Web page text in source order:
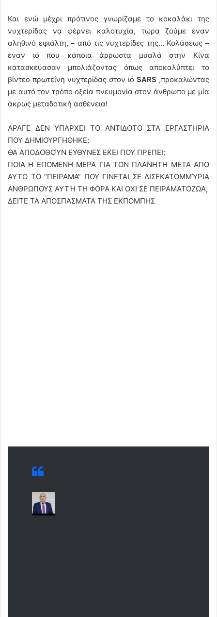
Και ενώ μέχρι πρότινος γνωρίζαμε το κοκαλάκι της
νυχτερίδας να φέρνει καλοτυχία, τώρα ζούμε έναν
αληθινό εφιάλτη, – από τις νυχτερίδες της… Κολάσεως –
έναν ιό που κάποια άρρωστα μυαλά στην Κίνα
κατασκεύασαν μπολιάζοντας όπως αποκαλύπτει το
βίντεο πρωτεΐνη νυχτερίδας στον ιό SARS ,προκαλώντας
με αυτό τον τρόπο οξεία πνευμονία στον άνθρωπο με μία
άκρως μεταδοτική ασθένεια!
ΑΡΑΓΕ ΔΕΝ ΥΠΑΡΧΕΙ ΤΟ ΑΝΤΙΔΟΤΟ ΣΤΑ ΕΡΓΑΣΤΗΡΙΑ
ΠΟΥ ΔΗΜΙΟΥΡΓΗΘΗΚΕ;
ΘΑ ΑΠΟΔΟΘΟΎΝ ΕΥΘΥΝΕΣ ΕΚΕΙ ΠΟΥ ΠΡΕΠΕΙ;
ΠΟΙΑ Η ΕΠΟΜΕΝΗ ΜΕΡΑ ΓΙΑ ΤΟΝ ΠΛΑΝΗΤΗ ΜΕΤΑ ΑΠΟ
ΑΥΤΟ ΤΟ “ΠΕΙΡΑΜΑ” ΠΟΥ ΓΙΝΕΤΑΙ ΣΕ ΔΙΣΕΚΑΤΟΜΜΎΡΙΑ
ΑΝΘΡΩΠΟΥΣ ΑΥΤΉ ΤΗ ΦΟΡΑ ΚΑΙ ΟΧΙ ΣΕ ΠΕΙΡΑΜΑΤΟΖΩΑ;
ΔΕΙΤΕ ΤΑ ΑΠΟΣΠΑΣΜΑΤΑ ΤΗΣ ΕΚΠΟΜΠΗΣ